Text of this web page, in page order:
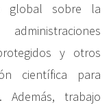
global sobre la
y otros
científica para
Además, trabajo